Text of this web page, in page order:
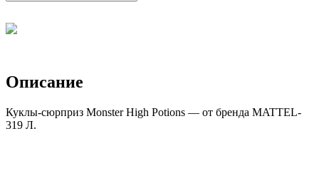
Описание
Куклы-сюрприз Monster High Potions — от бренда MATTEL-
319 Л.